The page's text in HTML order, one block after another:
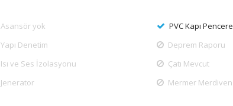
Asansör yok
PVC Kapı Pencere
Yapı Denetim
Deprem Raporu
Isı ve Ses İzolasyonu
Çatı Mevcut
Jenerator
Mermer Merdiven